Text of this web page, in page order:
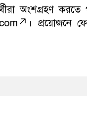
অংশগ্রহণ করতে
। প্রয়োজনে